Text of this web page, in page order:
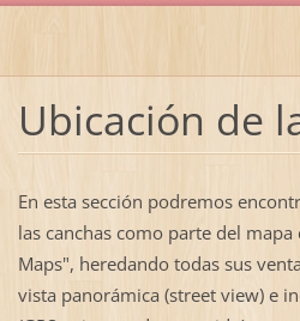
Ubicación de
En esta sección podremos
las canchascomo parte del mapa
Maps", heredando todas sus
vista panorámica (street view) e